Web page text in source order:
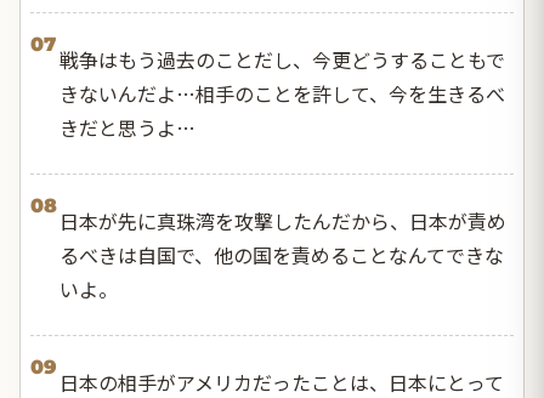
07
戦争はもう過去のことだし、今更どうすることもで
きないんだよ…相手のことを許して、今を生きるべ
きだと思うよ…
08
日本が先に真珠湾を攻撃したんだから、日本が責め
るべきは自国で、他の国を責めることなんてできな
いよ。
09
日本の相手がアメリカだったことは、日本にとって